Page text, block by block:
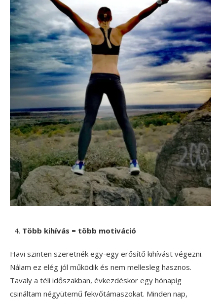
Több kihívás = több motiváció
Havi szinten szeretnék egy-egy erősítő kihívást végezni.
Nálam ez elég jól működik és nem mellesleg hasznos.
Tavaly a téli időszakban, évkezdéskor egy hónapig
csináltam négyütemű fekvőtámaszokat. Minden nap,